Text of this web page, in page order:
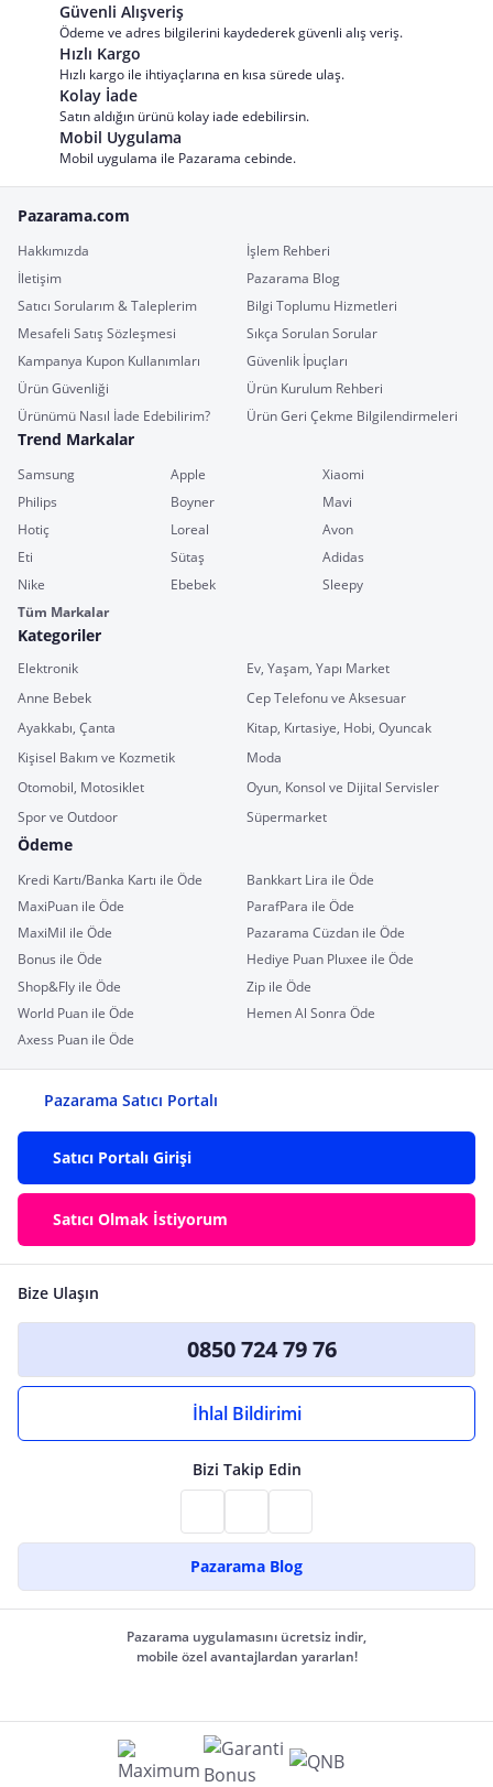
Güvenli Alışveriş
Ödeme ve adres bilgilerini kaydederek güvenli alış veriş.
Hızlı Kargo
Hızlı kargo ile ihtiyaçlarına en kısa sürede ulaş.
Kolay İade
Satın aldığın ürünü kolay iade edebilirsin.
Mobil Uygulama
Mobil uygulama ile Pazarama cebinde.
Pazarama.com
Hakkımızda
İşlem Rehberi
İletişim
Pazarama Blog
Satıcı Sorularım & Taleplerim
Bilgi Toplumu Hizmetleri
Mesafeli Satış Sözleşmesi
Sıkça Sorulan Sorular
Kampanya Kupon Kullanımları
Güvenlik İpuçları
Ürün Güvenliği
Ürün Kurulum Rehberi
Ürünümü Nasıl İade Edebilirim?
Ürün Geri Çekme Bilgilendirmeleri
Trend Markalar
Samsung Apple
Xiaomi
Philips
Boyner
Mavi
Hotiç
Loreal
Avon
Eti
Sütaş
Adidas
Nike
Ebebek
Sleepy
Tüm Markalar
Kategoriler
Elektronik
Ev, Yaşam, Yapı Market
Anne Bebek
Cep Telefonu ve Aksesuar
Ayakkabı, Çanta
Kitap, Kırtasiye, Hobi, Oyuncak
Kişisel Bakım ve Kozmetik
Moda
Otomobil, Motosiklet
Oyun, Konsol ve Dijital Servisler
Spor ve Outdoor
Süpermarket
Ödeme
Kredi Kartı/Banka Kartı ile Öde
Bankkart Lira ile Öde
MaxiPuan ile Öde
ParafPara ile Öde
MaxiMil ile Öde
Pazarama Cüzdan ile Öde
Bonus ile Öde
Hediye Puan Pluxee ile Öde
Shop&Fly ile Öde
Zip ile Öde
World Puan ile Öde
Hemen Al Sonra Öde
Axess Puan ile Öde
Pazarama Satıcı Portalı
Satıcı Portalı Girişi
Satıcı Olmak İstiyorum
Bize Ulaşın
0850 724 79 76
İhlal Bildirimi
Bizi Takip Edin
Pazarama Blog
Pazarama uygulamasını ücretsiz indir,
mobile özel avantajlardan yararlan!